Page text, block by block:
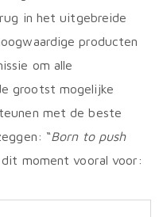
in het uitgebreide
producten
om alle
grootst mogelijke
met de beste
“Born to push
moment vooral voor: